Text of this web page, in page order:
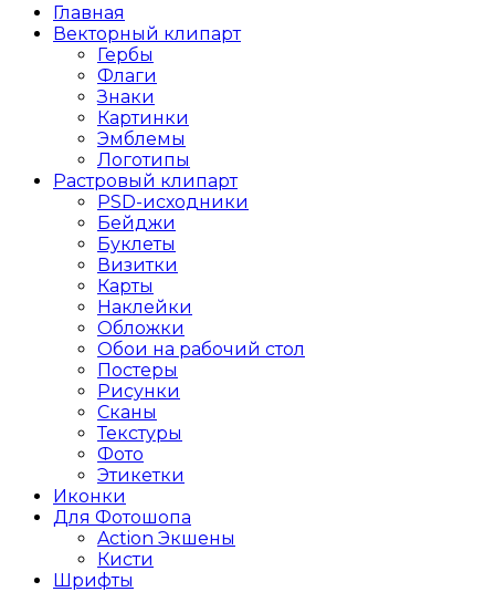
Главная
Векторный клипарт
Гербы
Флаги
Знаки
Картинки
Эмблемы
Логотипы
Растровый клипарт
PSD-исходники
Бейджи
Буклеты
Визитки
Карты
Наклейки
Обложки
Обои на рабочий стол
Постеры
Рисунки
Сканы
Текстуры
Фото
Этикетки
Иконки
Для Фотошопа
Action Экшены
Кисти
Шрифты